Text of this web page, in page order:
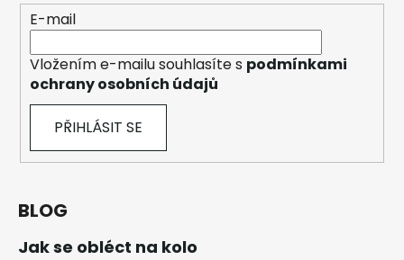
E-mail
Vložením e-mailu souhlasíte s podmínkami
ochrany osobních údajů
PŘIHLÁSIT SE
BLOG
Jak se obléct na kolo